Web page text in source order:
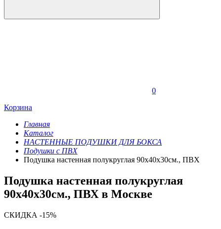
0
Корзина
Главная
Каталог
НАСТЕННЫЕ ПОДУШКИ ДЛЯ БОКСА
Подушки с ПВХ
Подушка настенная полукруглая 90х40х30см., ПВХ
Подушка настенная полукруглая
90х40х30см., ПВХ в Москве
СКИДКА -15%